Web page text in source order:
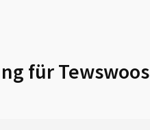
fürTewswoos